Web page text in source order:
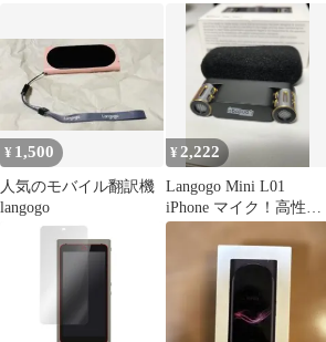
¥ 1,500
人気のモバイル翻訳機
langogo
¥ 2,222
Langogo Mini L01
iPhone マイク！高性
能！箱 ポップガード